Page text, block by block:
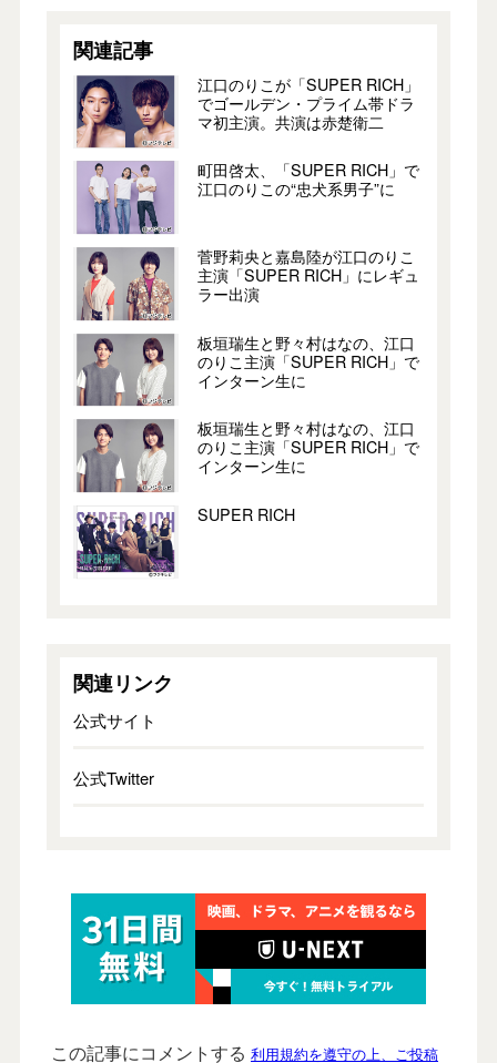
関連記事
江口のりこが「SUPER RICH」
でゴールデン・プライム帯ドラ
マ初主演。共演は赤楚衛二
町田啓太、「SUPER RICH」で
江口のりこの“忠犬系男子”に
菅野莉央と嘉島陸が江口のりこ
主演「SUPER RICH」にレギュ
ラー出演
板垣瑞生と野々村はなの、江口
のりこ主演「SUPER RICH」で
インターン生に
板垣瑞生と野々村はなの、江口
のりこ主演「SUPER RICH」で
インターン生に
SUPER RICH
関連リンク
公式サイト
公式Twitter